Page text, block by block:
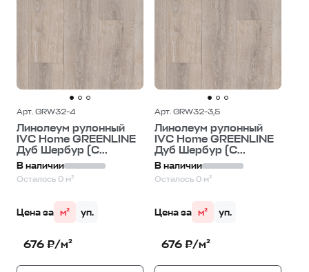
Арт. GRW32-4
Линолеум рулонный
IVC Home GREENLINE
Дуб Шербур (C...
В наличии
Осталось 0 м²
Цена за м² уп.
676 ₽/м²
Арт. GRW32-3,5
Линолеум рулонный
IVC Home GREENLINE
Дуб Шербур (C...
В наличии
Осталось 0 м²
Цена за м² уп.
676 ₽/м²